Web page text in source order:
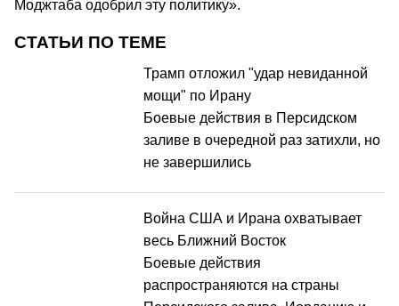
Моджтаба одобрил эту политику».
СТАТЬИ ПО ТЕМЕ
Трамп отложил "удар невиданной
мощи" по Ирану
Боевые действия в Персидском
заливе в очередной раз затихли, но
не завершились
Война США и Ирана охватывает
весь Ближний Восток
Боевые действия
распространяются на страны